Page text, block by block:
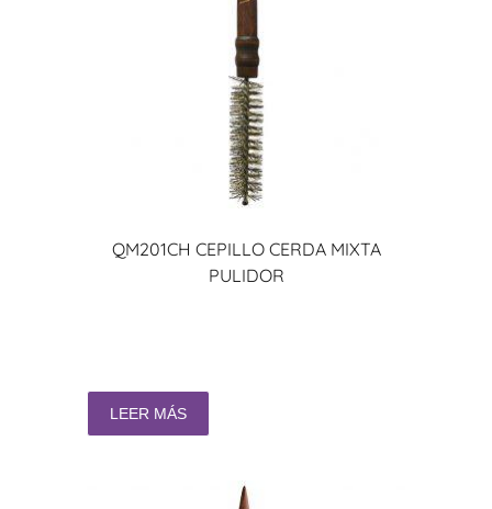
QM201CH CEPILLO CERDA MIXTA
PULIDOR
LEER MÁS